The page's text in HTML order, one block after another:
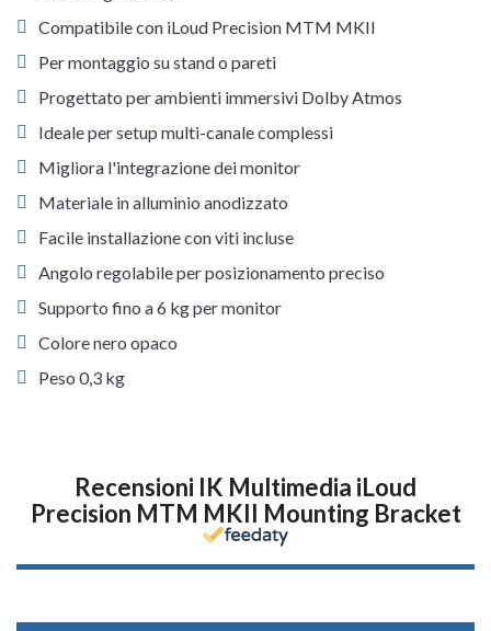
Compatibile con iLoud Precision MTM MKII
Per montaggio su stand o pareti
Progettato per ambienti immersivi Dolby Atmos
Ideale per setup multi-canale complessi
Migliora l'integrazione dei monitor
Materiale in alluminio anodizzato
Facile installazione con viti incluse
Angolo regolabile per posizionamento preciso
Supporto fino a 6 kg per monitor
Colore nero opaco
Peso 0,3 kg
Recensioni IK Multimedia iLoud
Precision MTM MKII Mounting Bracket